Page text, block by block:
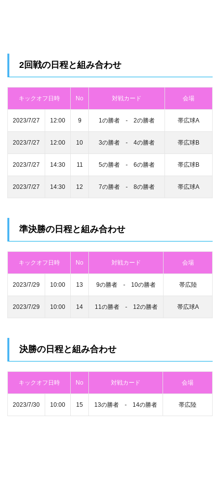
2回戦の日程と組み合わせ
キックオフ日時 No 対戦カード 会場
2023/7/27 12:00 9 1の勝者 ‐ 2の勝者 帯広球A
2023/7/27 12:00 10 3の勝者 ‐ 4の勝者 帯広球B
2023/7/27 14:30 11 5の勝者 ‐ 6の勝者 帯広球B
2023/7/27 14:30 12 7の勝者 ‐ 8の勝者 帯広球A
準決勝の日程と組み合わせ
キックオフ日時 No 対戦カード 会場
2023/7/29 10:00 13 9の勝者 ‐ 10の勝者 帯広陸
2023/7/29 10:00 14 11の勝者 ‐ 12の勝者 帯広球A
決勝の日程と組み合わせ
キックオフ日時 No 対戦カード 会場
2023/7/30 10:00 15 13の勝者 ‐ 14の勝者 帯広陸